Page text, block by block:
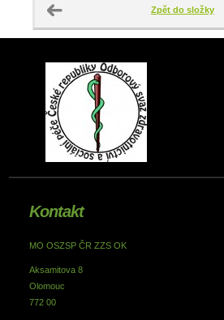
Zpět do složky
Kontakt
MO OSZSP ČR ZZS OK
Aksamitova 8
Olomouc
772 00